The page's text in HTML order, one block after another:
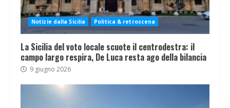
Notizie dalla Sicilia Politica & retroscena
La Sicilia del voto locale scuote il centrodestra: il
campo largo respira, De Luca resta ago della bilancia
9 giugno 2026